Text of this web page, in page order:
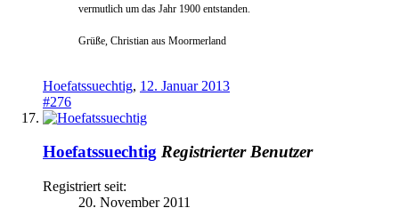
vermutlich um das Jahr 1900 entstanden.
Grüße, Christian aus Moormerland
Hoefatssuechtig, 12. Januar 2013
#276
Hoefatssuechtig Registrierter Benutzer
Registriert seit:
20. November 2011